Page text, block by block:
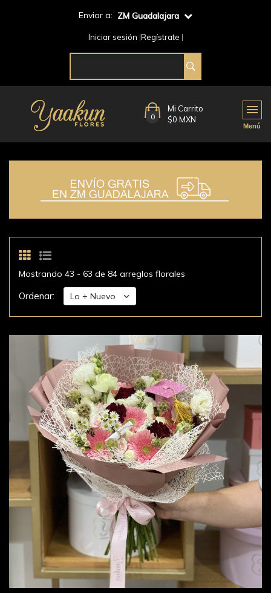
Enviar a: ZM Guadalajara
Iniciar sesión Regístrate
0
Mi Carrito
$0 MXN
Mostrando 43 - 63 de 84 arreglos florales
Ordenar: